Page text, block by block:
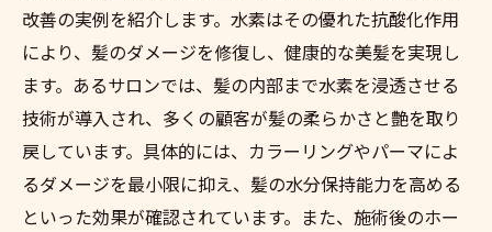
改善の実例を紹介します。水素はその優れた抗酸化作用
により、髪のダメージを修復し、健康的な美髪を実現し
ます。あるサロンでは、髪の内部まで水素を浸透させる
技術が導入され、多くの顧客が髪の柔らかさと艶を取り
戻しています。具体的には、カラーリングやパーマによ
るダメージを最小限に抑え、髪の水分保持能力を高める
といった効果が確認されています。また、施術後のホー